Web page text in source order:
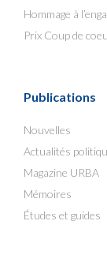
Hommage à
Prix Coup de
Publications
Nouvelles
Actualités
Magazine URBA
Mémoires
Études et guides